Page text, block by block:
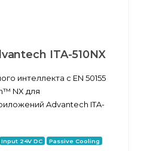
ITA-510NX
интеллекта с EN 50155
NX для
Advantech ITA-
Input 24V DC Passive Cooling